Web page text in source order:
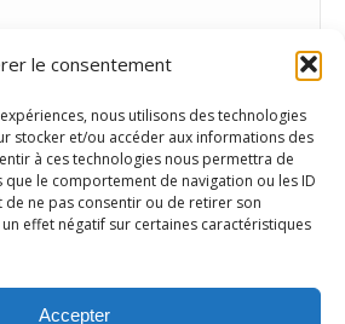
le consentement
nous utilisons des technologies
stocker et/ou accéder aux informations des
à ces technologies nous permettra de
le comportement de navigation ou les ID
de ne pas consentir ou de retirer son
effet négatif sur certaines caractéristiques
Accepter